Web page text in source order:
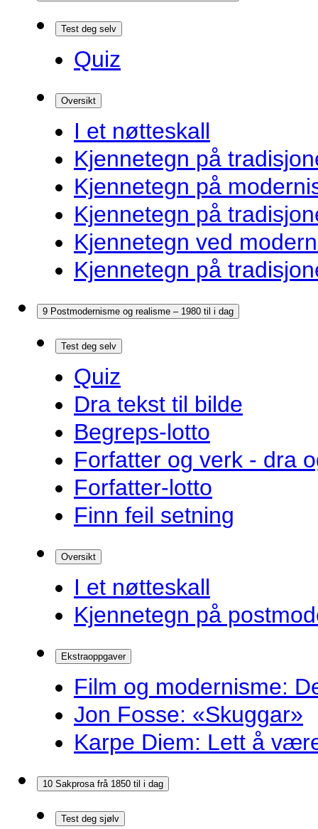
Test deg selv
Quiz
Oversikt
I et nøtteskall
Kjennetegn på
Kjennetegn på
Kjennetegn på
Kjennetegn ved
Kjennetegn på
9 Postmodernisme og realisme – 1980 til i dag
Test deg selv
Quiz
Dra tekst til bilde
Begreps-lotto
Forfatter og verk - dra
Forfatter-lotto
Finn feil setning
Oversikt
I et nøtteskall
Kjennetegn på
Ekstraoppgaver
Film og modernisme:
Jon Fosse: «Skuggar»
Karpe Diem: Lett å
10 Sakprosa frå 1850 til i dag
Test deg sjølv